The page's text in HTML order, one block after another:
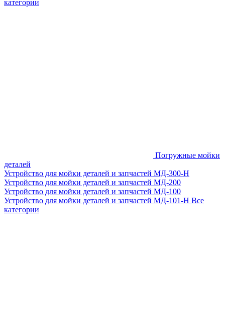
категории
Погружные мойки
деталей
Устройство для мойки деталей и запчастей МД-300-H
Устройство для мойки деталей и запчастей МД-200
Устройство для мойки деталей и запчастей МД-100
Устройство для мойки деталей и запчастей МД-101-Н Все
категории